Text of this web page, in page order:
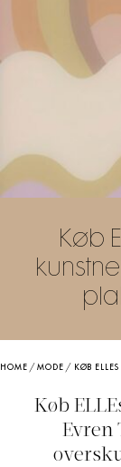
Køb
HOME /MODE / KØB ELLES
Køb
Evren